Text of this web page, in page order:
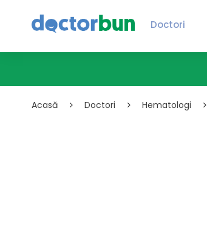
Doctori
Acasă Doctori Hematologi